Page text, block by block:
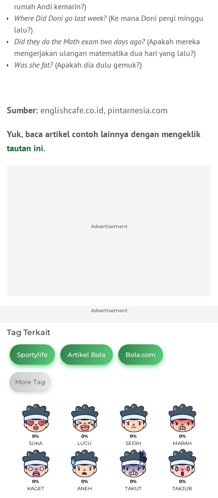
rumah Andi kemarin?)
Where Did Doni go last week? (Ke mana Doni pergi minggu
lalu?)
Did they do the Math exam two days ago? (Apakah mereka
mengerjakan ulangan matematika dua hari yang lalu?)
Was she fat? (Apakah dia dulu gemuk?)
Sumber: englishcafe.co.id, pintarnesia.com
Yuk, baca artikel contoh lainnya dengan mengeklik
tautan ini.
Advertisement
Advertisement
Tag Terkait
Sportylife Artikel Bola Bola.com
More Tag
0%
SUKA
0%
LUCU
0%
SEDIH
0%
MARAH
0%
KAGET
0%
ANEH
0%
TAKUT
0%
TAKJUB